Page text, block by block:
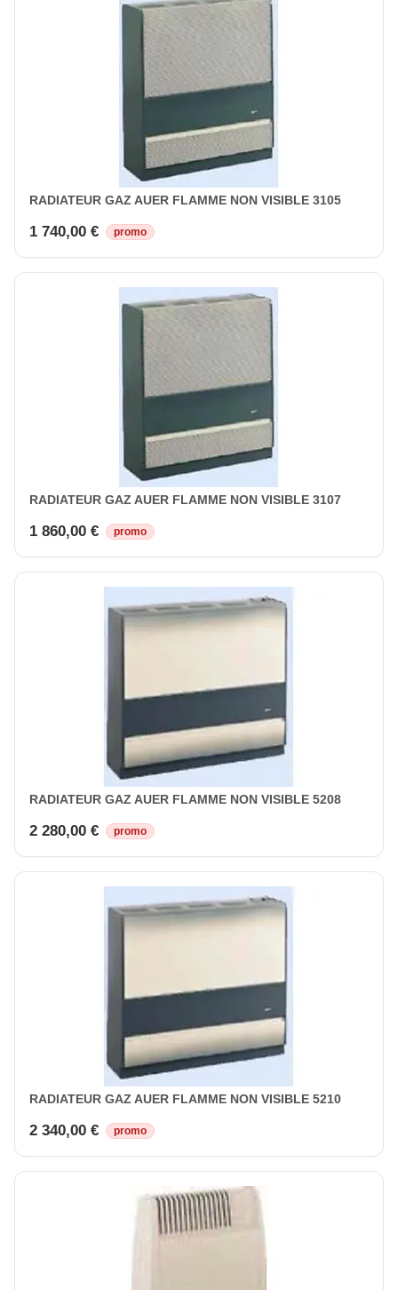
RADIATEUR GAZ AUER FLAMME NON VISIBLE 3105
1 740,00 € promo
RADIATEUR GAZ AUER FLAMME NON VISIBLE 3107
1 860,00 € promo
RADIATEUR GAZ AUER FLAMME NON VISIBLE 5208
2 280,00 € promo
RADIATEUR GAZ AUER FLAMME NON VISIBLE 5210
2 340,00 € promo